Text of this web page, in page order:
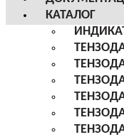
КАТАЛОГ